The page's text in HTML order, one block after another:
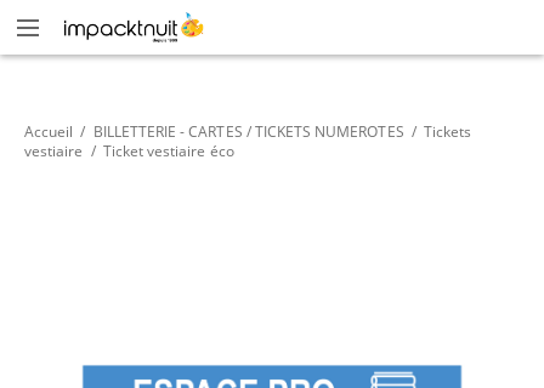
Accueil / BILLETTERIE - CARTES / TICKETS NUMEROTES / Tickets
vestiaire / Ticket vestiaire éco